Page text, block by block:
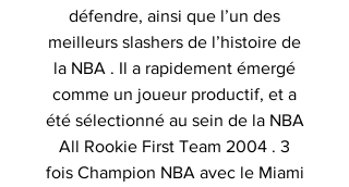
défendre, ainsi que l’un des
meilleurs slashers de l’histoire de
la NBA . Il a rapidement émergé
comme un joueur productif, et a
été sélectionné au sein de la NBA
All Rookie First Team 2004 . 3
fois Champion NBA avec le Miami